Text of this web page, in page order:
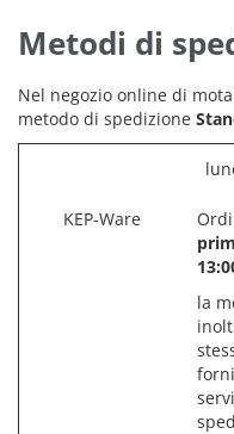
Metodi di
Nel negozio online di
metodo di spedizione
KEP-Ware
la